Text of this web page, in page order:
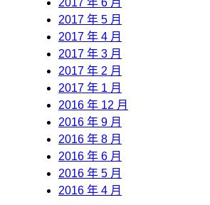
2017 年 5 月
2017 年 4 月
2017 年 3 月
2017 年 2 月
2017 年 1 月
2016 年 12 月
2016 年 9 月
2016 年 8 月
2016 年 6 月
2016 年 5 月
2016 年 4 月